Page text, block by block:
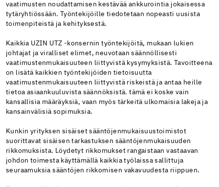
vaatimusten noudattamisen kestävää ankkurointia jokaisessa
tytäryhtiössään. Työntekijöille tiedotetaan nopeasti uusista
toimenpiteistä ja kehityksestä.
Kaikkia UZIN UTZ -konsernin työntekijöitä, mukaan lukien
johtajat ja viralliset elimet, neuvotaan säännöllisesti
vaatimustenmukaisuuteen liittyvistä kysymyksistä. Tavoitteena
on lisätä kaikkien työntekijöiden tietoisuutta
vaatimustenmukaisuuteen liittyvistä riskeistä ja antaa heille
tietoa asiaankuuluvista säännöksistä. tämä ei koske vain
kansallisia määräyksiä, vaan myös tärkeitä ulkomaisia ​​lakeja ja
kansainvälisiä sopimuksia.
Kunkin yrityksen sisäiset sääntöjenmukaisuustoimistot
suorittavat sisäisen tarkastuksen sääntöjenmukaisuuden
rikkomuksista. Löydetyt rikkomukset rangaistaan ​​vastaavan
johdon toimesta käyttämällä kaikkia työlaissa sallittuja
seuraamuksia sääntöjen rikkomisen vakavuudesta riippuen.